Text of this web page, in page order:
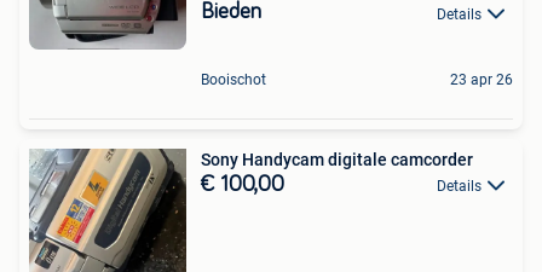
Bieden Details
Booischot 23 apr 26
Sony Handycam digitale camcorder
€ 100,00 Details